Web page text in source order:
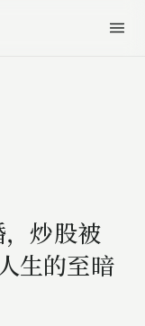
炒股被
生的至暗